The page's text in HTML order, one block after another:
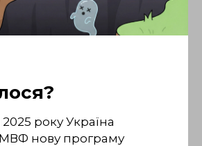
року Україна
нову програму